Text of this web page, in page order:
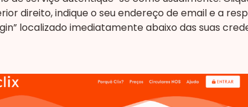
direito, indique o seu endereço de email e a
localizado imediatamente abaixo das suas